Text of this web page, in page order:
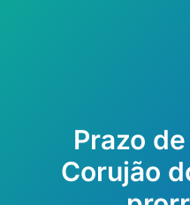
Prazo
Corujão